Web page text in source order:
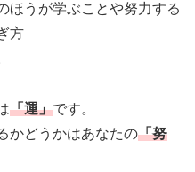
ほうが学ぶことや努力する
方
「運」です。
かどうかはあなたの「努